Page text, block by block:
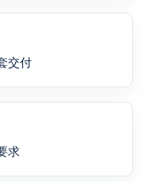
交付
求